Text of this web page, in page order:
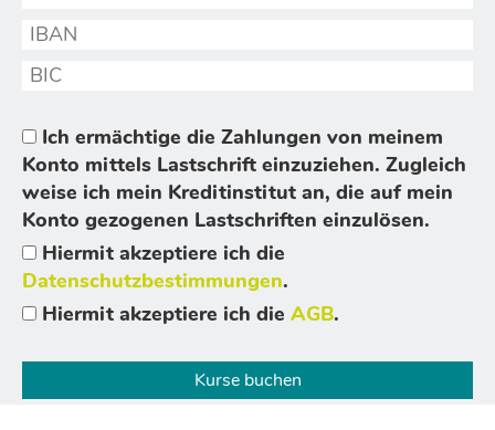
Ich ermächtige die Zahlungen von meinem
Konto mittels Lastschrift einzuziehen. Zugleich
weise ich mein Kreditinstitut an, die auf mein
Konto gezogenen Lastschriften einzulösen.
Hiermit akzeptiere ich die
Datenschutzbestimmungen.
Hiermit akzeptiere ich die AGB.
Kurse buchen